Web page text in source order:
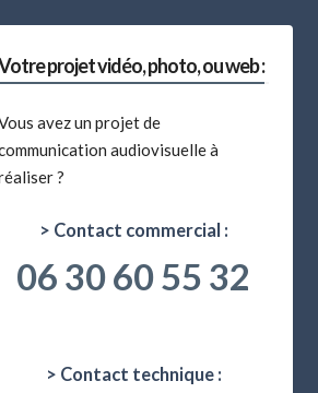
projet vidéo, photo, ou web :
avez un projet de
audiovisuelle à
?
> Contact commercial :
06 30 60 55 32
> Contact technique :